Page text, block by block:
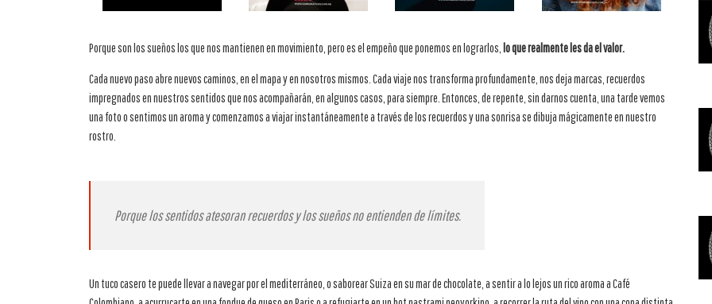
Porque son los sueños los que nos mantienen en movimiento, pero es el empeño que ponemos en lograrlos, lo que realmente les da el valor.
Cada nuevo paso abre nuevos caminos, en el mapa y en nosotros mismos. Cada viaje nos transforma profundamente, nos deja marcas, recuerdos
impregnados en nuestros sentidos que nos acompañarán, en algunos casos, para siempre. Entonces, de repente, sin darnos cuenta, una tarde vemos
una foto o sentimos un aroma y comenzamos a viajar instantáneamente a través de los recuerdos y una sonrisa se dibuja mágicamente en nuestro
rostro.
Porque los sentidos atesoran recuerdos y los sueños no entienden de límites.
Un tuco casero te puede llevar a navegar por el mediterráneo, o saborear Suiza en su mar de chocolate, a sentir a lo lejos un rico aroma a Café